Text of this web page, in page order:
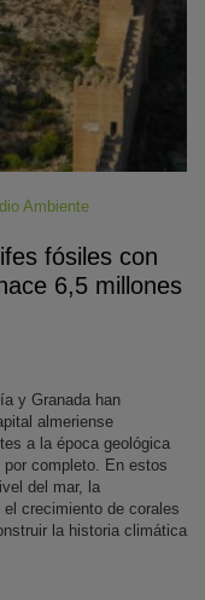
Ambiente
fósiles con
6,5 millones
y Granada han
almeriense
a la época geológica
completo. En estos
del mar, la
crecimiento de corales
la historia climática